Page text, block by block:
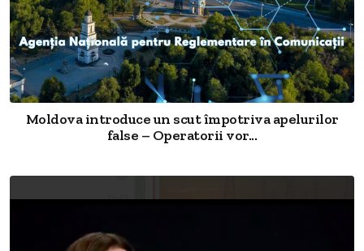
Moldova introduce un scut împotriva apelurilor
false – Operatorii vor...